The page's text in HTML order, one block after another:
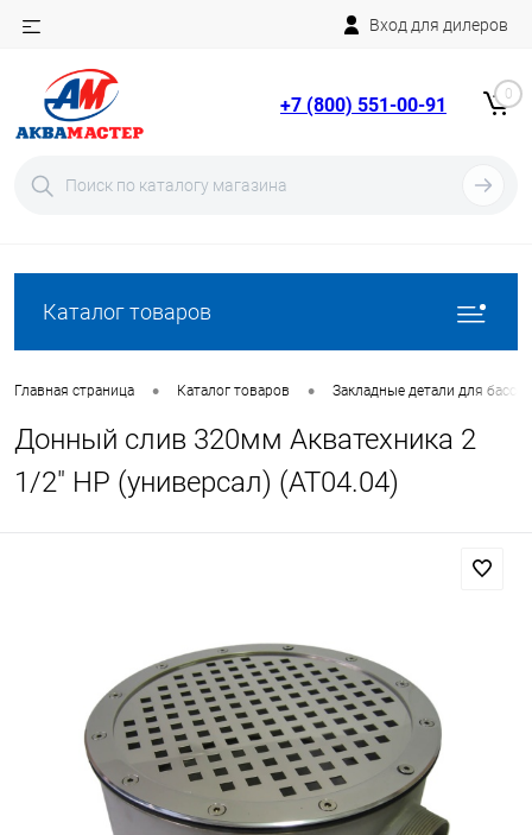
Вход для дилеров
+7 (800) 551-00-91 0
Каталог товаров
Главная страница • Каталог товаров • Закладные детали для
Донный слив 320мм Акватехника 2
1/2" НР (универсал) (AT04.04)